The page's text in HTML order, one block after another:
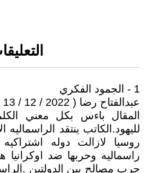
1 - الجمود الفكري
عبدالفتاح رضا ( 2022 / 12 / 13 - 16:22 )
المقال باءس بكل معني
لليهود.الكاتب ينتقد
روسيا لازالت دوله
راسماليه وحربها ضد
حرب مصالح بين الدولتين